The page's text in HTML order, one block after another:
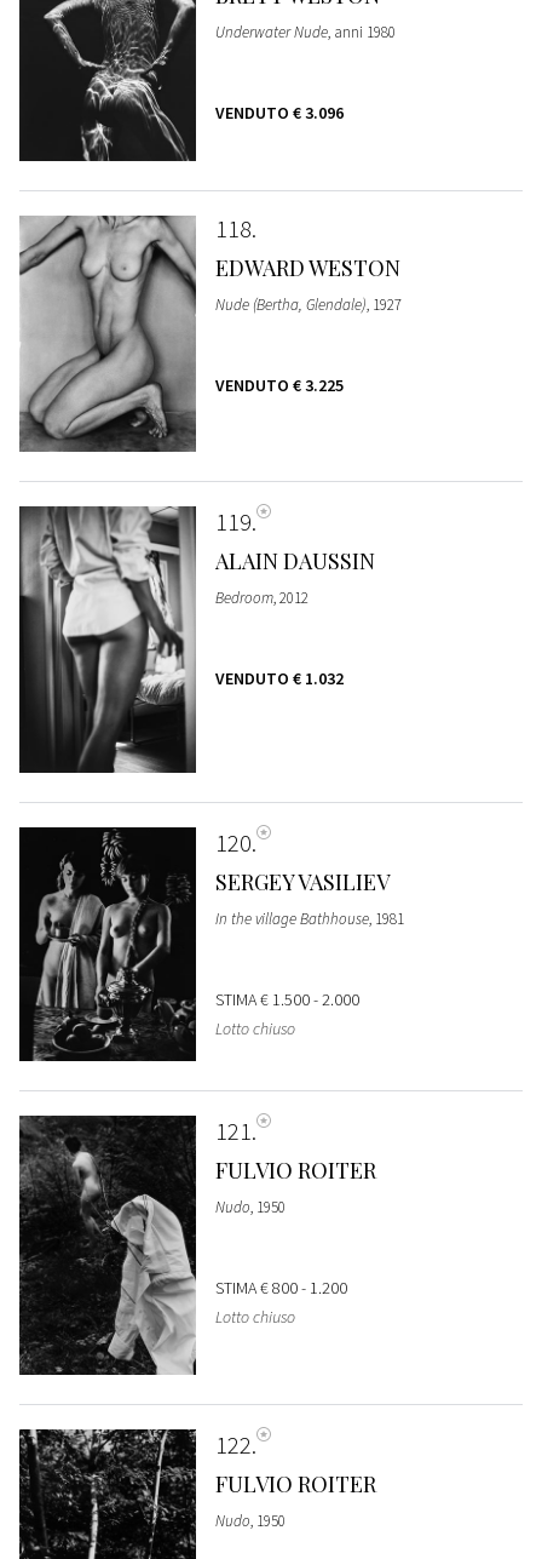
Underwater Nude, anni 1980
VENDUTO € 3.096
118
EDWARD WESTON
Nude (Bertha, Glendale), 1927
VENDUTO € 3.225
119
ALAIN DAUSSIN
Bedroom, 2012
VENDUTO € 1.032
120
SERGEY VASILIEV
In the village Bathhouse, 1981
STIMA€ 1.500 - 2.000
Lotto chiuso
121
FULVIO ROITER
Nudo, 1950
STIMA€ 800 - 1.200
Lotto chiuso
122
FULVIO ROITER
Nudo, 1950